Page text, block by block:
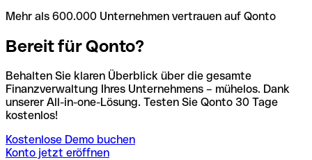
Mehr als 600.000 Unternehmen vertrauen auf Qonto
Bereit für Qonto?
Behalten Sie klaren Überblick über die gesamte
Finanzverwaltung Ihres Unternehmens – mühelos. Dank
unserer All-in-one-Lösung. Testen Sie Qonto 30 Tage
kostenlos!
Kostenlose Demo buchen
Konto jetzt eröffnen